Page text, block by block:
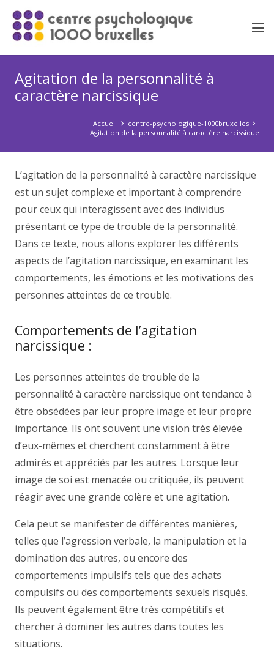
Agitation de la personnalité à
caractère narcissique
Accueil
centre-psychologique-1000bruxelles
Agitation de la personnalité à caractère narcissique
L’agitation de la personnalité à caractère narcissique
est un sujet complexe et important à comprendre
pour ceux qui interagissent avec des individus
présentant ce type de trouble de la personnalité.
Dans ce texte, nous allons explorer les différents
aspects de l’agitation narcissique, en examinant les
comportements, les émotions et les motivations des
personnes atteintes de ce trouble.
Comportements de l’agitation
narcissique :
Les personnes atteintes de trouble de la
personnalité à caractère narcissique ont tendance à
être obsédées par leur propre image et leur propre
importance. Ils ont souvent une vision très élevée
d’eux-mêmes et cherchent constamment à être
admirés et appréciés par les autres. Lorsque leur
image de soi est menacée ou critiquée, ils peuvent
réagir avec une grande colère et une agitation.
Cela peut se manifester de différentes manières,
telles que l’agression verbale, la manipulation et la
domination des autres, ou encore des
comportements impulsifs tels que des achats
compulsifs ou des comportements sexuels risqués.
Ils peuvent également être très compétitifs et
chercher à dominer les autres dans toutes les
situations.